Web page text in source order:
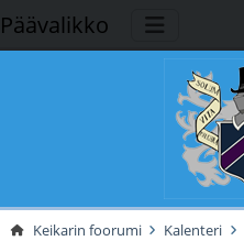
Päävalikko
Keikarin foorumi Kalenteri